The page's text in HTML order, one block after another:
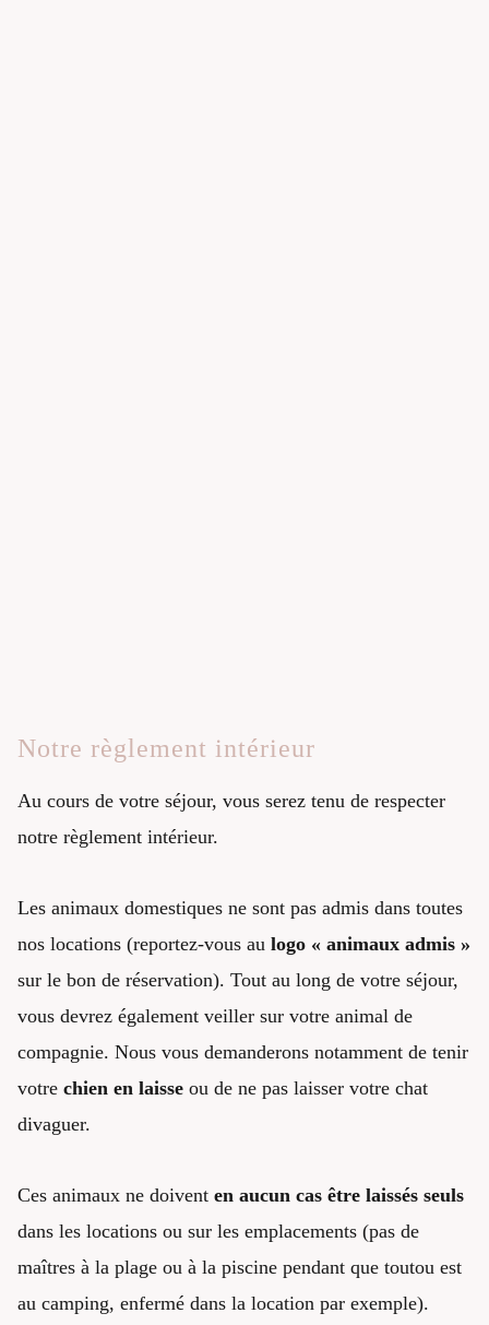
Notre règlement intérieur
Au cours de votre séjour, vous serez tenu de respecter
notre règlement intérieur.
Les animaux domestiques ne sont pas admis dans toutes
nos locations (reportez-vous au logo « animaux admis »
sur le bon de réservation). Tout au long de votre séjour,
vous devrez également veiller sur votre animal de
compagnie. Nous vous demanderons notamment de tenir
votre chien en laisse ou de ne pas laisser votre chat
divaguer.
Ces animaux ne doivent en aucun cas être laissés seuls
dans les locations ou sur les emplacements (pas de
maîtres à la plage ou à la piscine pendant que toutou est
au camping, enfermé dans la location par exemple).